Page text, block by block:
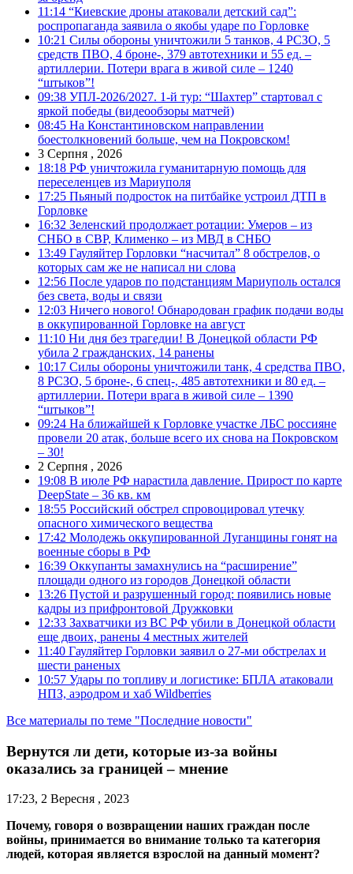
11:14 “Киевские дроны атаковали детский сад”:
роспропаганда заявила о якобы ударе по Горловке
10:21 Силы обороны уничтожили 5 танков, 4 РСЗО, 5
средств ПВО, 4 броне-, 379 автотехники и 55 ед. –
артиллерии. Потери врага в живой силе – 1240
“штыков”!
09:38 УПЛ-2026/2027. 1-й тур: “Шахтер” стартовал с
яркой победы (видеообзоры матчей)
08:45 На Константиновском направлении
боестолкновений больше, чем на Покровском!
3 Серпня , 2026
18:18 РФ уничтожила гуманитарную помощь для
переселенцев из Мариуполя
17:25 Пьяный подросток на питбайке устроил ДТП в
Горловке
16:32 Зеленский продолжает ротации: Умеров – из
СНБО в СВР, Клименко – из МВД в СНБО
13:49 Гауляйтер Горловки “насчитал” 8 обстрелов, о
которых сам же не написал ни слова
12:56 После ударов по подстанциям Мариуполь остался
без света, воды и связи
12:03 Ничего нового! Обнародован график подачи воды
в оккупированной Горловке на август
11:10 Ни дня без трагедии! В Донецкой области РФ
убила 2 гражданских, 14 ранены
10:17 Силы обороны уничтожили танк, 4 средства ПВО,
8 РСЗО, 5 броне-, 6 спец-, 485 автотехники и 80 ед. –
артиллерии. Потери врага в живой силе – 1390
“штыков”!
09:24 На ближайшей к Горловке участке ЛБС россияне
провели 20 атак, больше всего их снова на Покровском
– 30!
2 Серпня , 2026
19:08 В июле РФ нарастила давление. Прирост по карте
DeepState – 36 кв. км
18:55 Российский обстрел спровоцировал утечку
опасного химического вещества
17:42 Молодежь оккупированной Луганщины гонят на
военные сборы в РФ
16:39 Оккупанты замахнулись на “расширение”
площади одного из городов Донецкой области
13:26 Пустой и разрушенный город: появились новые
кадры из прифронтовой Дружковки
12:33 Захватчики из ВС РФ убили в Донецкой области
еще двоих, ранены 4 местных жителей
11:40 Гауляйтер Горловки заявил о 27-ми обстрелах и
шести раненых
10:57 Удары по топливу и логистике: БПЛА атаковали
НПЗ, аэродром и хаб Wildberries
Все материалы по теме "Последние новости"
Вернутся ли дети, которые из-за войны
оказались за границей – мнение
17:23, 2 Вересня , 2023
Почему, говоря о возвращении наших граждан после
войны, принимается во внимание только та категория
людей, которая является взрослой на данный момент?